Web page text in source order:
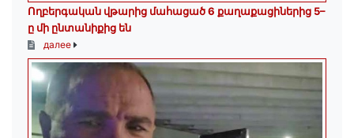
Ողբերգական վթարից մահացած 6 քաղաքացիներից 5–
ը մի ընտանիքից են
далее